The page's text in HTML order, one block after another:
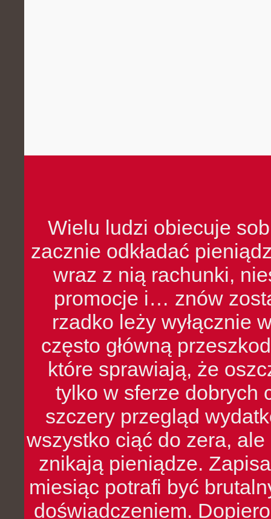
Wielu ludzi obiecuje
zacznie odkładać
wraz z nią rachunki,
promocje i… znów
rzadko leży wyłącznie
często główną
które sprawiają, że
tylko w sferze dobrych
szczery przegląd
wszystko ciąć do zera,
znikają pieniądze.
miesiąc potrafi być
doświadczeniem.